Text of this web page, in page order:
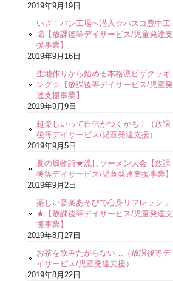
2019年9月19日
いざ！パン工場へ潜入☆パスコ豊中工
場【放課後等デイサービス/児童発達支
援事業】
2019年9月16日
生地作りから始める本格派ピザクッキ
ング☆【放課後等デイサービス/児童発
達支援事業】
2019年9月9日
超楽しいって自信がつくかも！（放課
後等デイサービス/児童発達支援）
2019年9月5日
夏の風物詩★流しソーメン大会【放課
後等デイサービス/児童発達支援事業】
2019年9月2日
楽しい音楽あそびで心身リフレッシュ
★【放課後等デイサービス/児童発達支
援事業】
2019年8月27日
お茶を飲みたがらない…（放課後等デ
イサービス/児童発達支援）
2019年8月22日